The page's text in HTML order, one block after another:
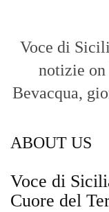
Voce di
notizie on
Bevacqua,
ABOUT US
Voce di
Cuore del